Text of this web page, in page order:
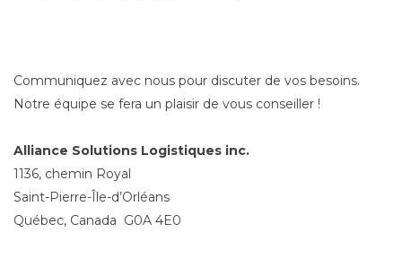
Communiquez avec nous pour discuter de vos besoins.
Notre équipe se fera un plaisir de vous conseiller !
Alliance Solutions Logistiques inc.
1136, chemin Royal
Saint-Pierre-Île-d’Orléans
Québec, Canada G0A 4E0